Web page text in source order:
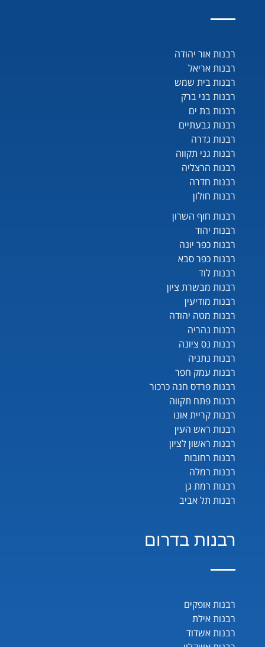
רבנות אור יהודה
רבנות אריאל
רבנות בית שמש
רבנות בני ברק
רבנות בת ים
רבנות גבעתיים
רבנות גדרה
רבנות גני תקווה
רבנות הרצליה
רבנות חדרה
רבנות חולון
רבנות חוף השרון
רבנות יהוד
רבנות כפר יונה
רבנות כפר סבא
רבנות לוד
רבנות מבשרת ציון
רבנות מודיעין
רבנות מטה יהודה
רבנות נהריה
רבנות נס ציונה
רבנות נתניה
רבנות עמק חפר
רבנות פרדס חנה כרכור
רבנות פתח תקווה
רבנות קריית אונו
רבנות ראש העין
רבנות ראשון לציון
רבנות רחובות
רבנות רמלה
רבנות רמת גן
רבנות תל אביב
רבנות בדרום
רבנות אופקים
רבנות אילת
רבנות אשדוד